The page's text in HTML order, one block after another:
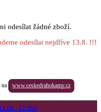
odesílat žádné zboží.
odesílat nejdříve 13.8. !!!
www.ceskedrahokamy.cz
- 17:00)